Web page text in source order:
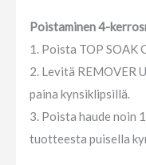
Poistaminen 4-
1. Poista TOP SOAK
2. Levitä REMOVER
paina kynsiklipsillä.
3. Poista haude noin
tuotteesta puisella